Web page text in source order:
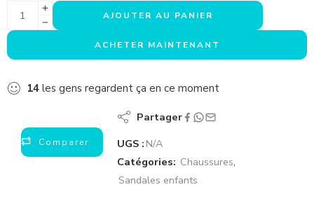
AJOUTER AU PANIER
ACHETER MAINTENANT
14 les gens regardent ça en ce moment
Comparer
Partager
UGS : N/A
Catégories: Chaussures,
Sandales enfants